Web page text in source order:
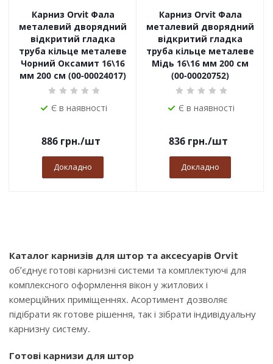
Карниз Orvit Фала
металевий дворядний
відкритий гладка
труба кільце металеве
Чорний Оксамит 16\16
мм 200 см (00-00024017)
Є в наявності
886грн./шт
Докладно
Карниз Orvit Фала
металевий дворядний
відкритий гладка
труба кільце металеве
Мідь 16\16 мм 200 см
(00-00020752)
Є в наявності
836грн./шт
Докладно
Каталог карнизів для штор та аксесуарів Orvit
об’єднує готові карнизні системи та комплектуючі для
комплексного оформлення вікон у житлових і
комерційних приміщеннях. Асортимент дозволяє
підібрати як готове рішення, так і зібрати індивідуальну
карнизну систему.
Готові карнизи для штор